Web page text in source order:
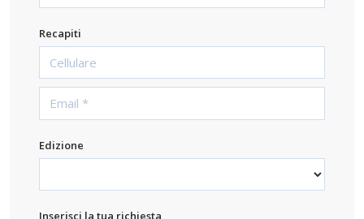
Recapiti
Edizione
Inserisci la tua richiesta